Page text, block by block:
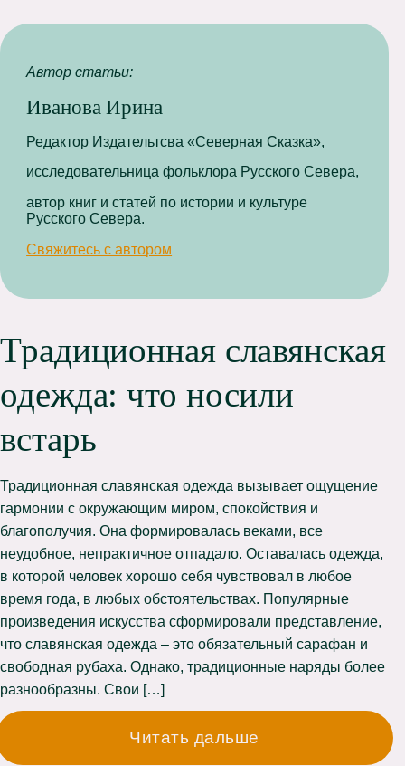
Автор статьи:
Иванова Ирина
Редактор Издательтсва «Северная Сказка»,
исследовательница фольклора Русского Севера,
автор книг и статей по истории и культуре
Русского Севера.
Свяжитесь с автором
Традиционная славянская
одежда: что носили
встарь
Традиционная славянская одежда вызывает ощущение
гармонии с окружающим миром, спокойствия и
благополучия. Она формировалась веками, все
неудобное, непрактичное отпадало. Оставалась одежда,
в которой человек хорошо себя чувствовал в любое
время года, в любых обстоятельствах. Популярные
произведения искусства сформировали представление,
что славянская одежда – это обязательный сарафан и
свободная рубаха. Однако, традиционные наряды более
разнообразны. Свои […]
Читать дальше